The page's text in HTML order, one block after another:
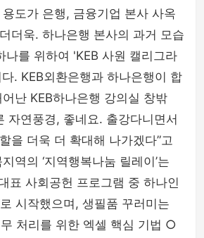
도가 은행, 금융기업 본사 사옥
더욱. 하나은행 본사의 과거 모습
나를 위하여 'KEB 사원 캘리그라
. KEB외환은행과 하나은행이 합
난 KEB하나은행 강의실 창밖
자연풍경, 좋네요. 출강다니면서
을 더욱 더 확대해 나가겠다”고
역의 ‘지역행복나눔 릴레이’는
표 사회공헌 프로그램 중 하나인
로 시작했으며, 생필품 꾸러미는
처리를 위한 엑셀 핵심 기법 ○